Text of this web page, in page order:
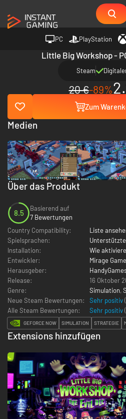
PC PlayStation
Little Big Workshop -
Steam
20 €-89%
Zum
Über das Produkt
8.5
Basierend auf
7 Bewertungen
Country Compatibility:
Liste
Spielsprachen:
Installation:
Wie
Entwickler:
Mirage
Herausgeber:
Release:
16 Oktober
Genre:
Simulation,
Neue Steam Bewertungen:
Sehr positiv
Alle Steam Bewertungen:
Sehr positiv(
GEFORCE NOW SIMULATION STRATEGIE
Extensions hinzufügen
Medien